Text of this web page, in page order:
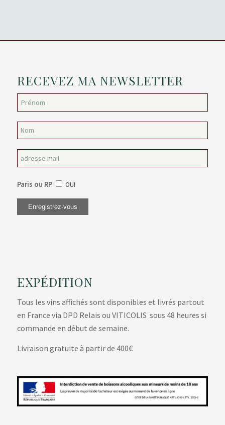
RECEVEZ MA NEWSLETTER
Paris ou RP OUI
EXPÉDITION
Tous les vins affichés sont disponibles et livrés partout
en France via DPD Relais ou VITICOLIS sous 48 heures si
commande en début de semaine.
Livraison gratuite à partir de 400€